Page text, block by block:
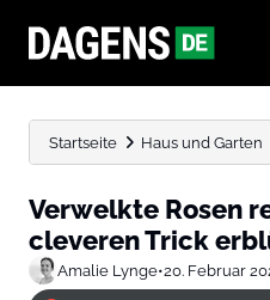
Startseite Haus und Garten
Verwelkte Rosen
cleveren Trick
Amalie Lynge•20. Februar